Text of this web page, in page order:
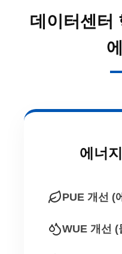
데이터센터
에너
PUE 개선 (
WUE 개선 (